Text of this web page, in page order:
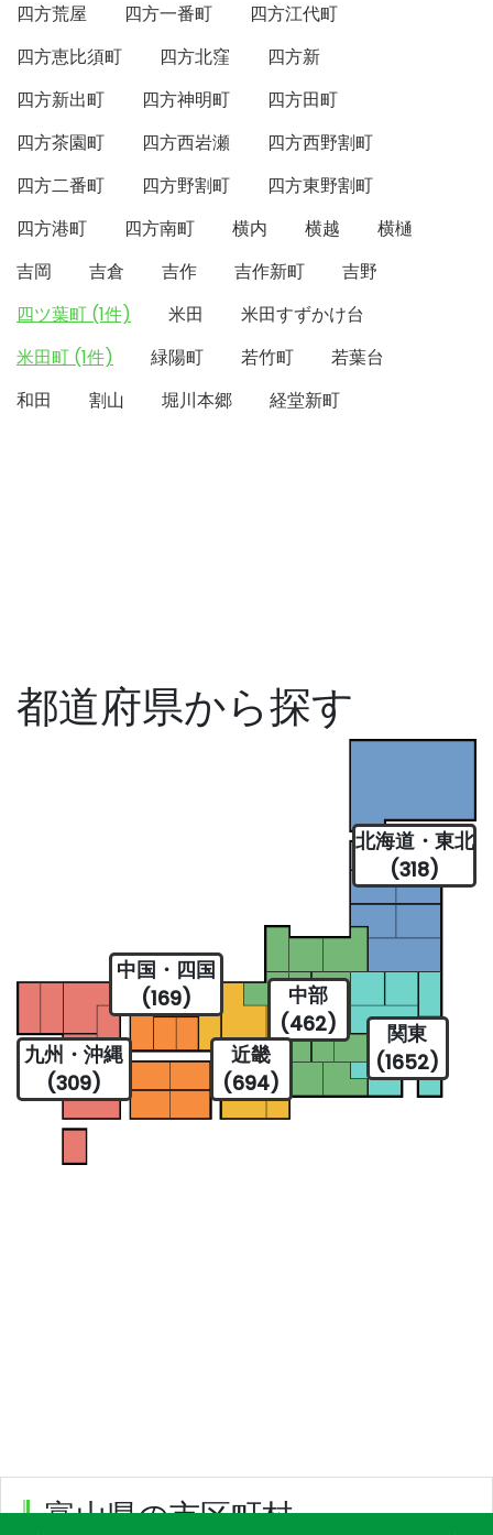
四方荒屋
四方一番町
四方江代町
四方恵比須町
四方北窪
四方新
四方新出町
四方神明町
四方田町
四方茶園町
四方西岩瀬
四方西野割町
四方二番町
四方野割町
四方東野割町
四方港町
四方南町 横内 横越
横樋
吉岡
吉倉 吉作 吉作新町
吉野
四ツ葉町 (1件)
米田
米田すずかけ台
米田町 (1件)
緑陽町 若竹町
若葉台
和田
割山 堀川本郷 経堂新町
都道府県から探す
北海道・東北
(318)
関東
(1652)
中部
(462)
近畿
(694)
中国・四国
(169)
九州・沖縄
(309)
富山県の市区町村